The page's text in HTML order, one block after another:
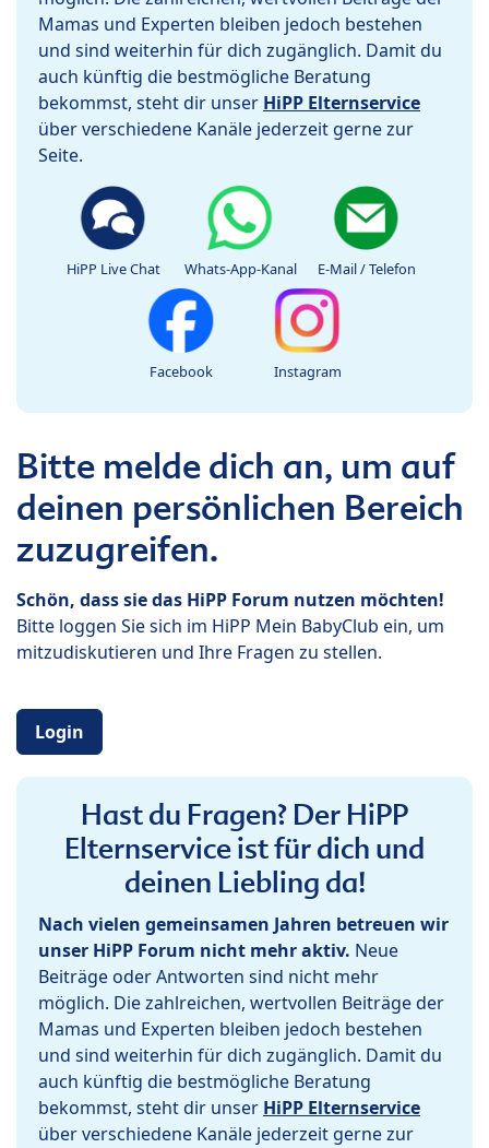
Mamas und Experten bleiben jedoch bestehen
und sind weiterhin für dich zugänglich. Damit du
auch künftig die bestmögliche Beratung
bekommst, steht dir unser HiPP Elternservice
über verschiedene Kanäle jederzeit gerne zur
Seite.
HiPP Live Chat Whats-App-Kanal E-Mail / Telefon
Facebook Instagram
Bitte melde dich an, um auf
deinen persönlichen Bereich
zuzugreifen.
Schön, dass sie das HiPP Forum nutzen möchten!
Bitte loggen Sie sich im HiPP Mein BabyClub ein, um
mitzudiskutieren und Ihre Fragen zu stellen.
Login
Hast du Fragen? Der HiPP
Elternservice ist für dich und
deinen Liebling da!
Nach vielen gemeinsamen Jahren betreuen wir
unser HiPP Forum nicht mehr aktiv. Neue
Beiträge oder Antworten sind nicht mehr
möglich. Die zahlreichen, wertvollen Beiträge der
Mamas und Experten bleiben jedoch bestehen
und sind weiterhin für dich zugänglich. Damit du
auch künftig die bestmögliche Beratung
bekommst, steht dir unser HiPP Elternservice
über verschiedene Kanäle jederzeit gerne zur